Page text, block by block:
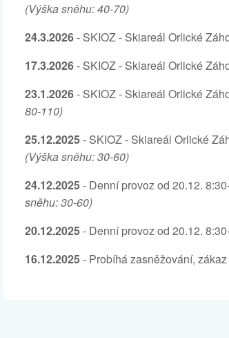
(Výška sněhu: 40-70)
24.3.2026- SKIOZ - Skiareál Orlické
17.3.2026- SKIOZ - Skiareál Orlické
23.1.2026- SKIOZ - Skiareál Orlické
80-110)
25.12.2025- SKIOZ - Skiareál Orlické
(Výška sněhu: 30-60)
24.12.2025- Denní provoz od 20.12.
sněhu: 30-60)
20.12.2025- Denní provoz od 20.12.
16.12.2025- Probíhá zasněžování,